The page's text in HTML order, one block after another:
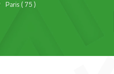
Paris ( 75 )